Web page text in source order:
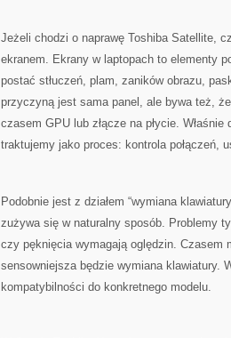
Jeżeli chodzi o naprawę Toshiba Satellite,
ekranem. Ekrany w laptopach to elementy
postać stłuczeń, plam, zaników obrazu,
przyczyną jest sama panel, ale bywa też,
czasem GPU lub złącze na płycie.
traktujemy jako proces: kontrola połączeń,
Podobnie jest z działem “wymiana
zużywa się w naturalny sposób. Problemy
czy pęknięcia wymagają oględzin. Czasem
sensowniejsza będzie wymiana klawiatury.
kompatybilności do konkretnego modelu.